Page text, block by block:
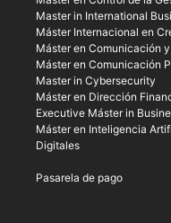
Master in International
Máster Internacional en
Máster en Comunicación
Máster en Comunicación
Master in Cybersecurity
Máster en Dirección
Executive Máster in
Máster en Inteligencia
Digitales
Pasarela de pago